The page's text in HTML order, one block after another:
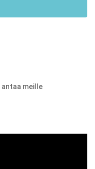
antaa meille